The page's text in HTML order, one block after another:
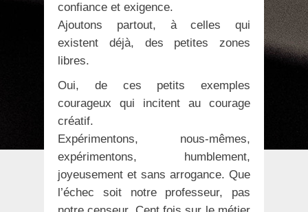
confiance et exigence.
Ajoutons partout, à celles qui
existent déjà, des petites zones
libres.
Oui, de ces petits exemples
courageux qui incitent au courage
créatif.
Expérimentons, nous-mêmes,
expérimentons, humblement,
joyeusement et sans arrogance. Que
l’échec soit notre professeur, pas